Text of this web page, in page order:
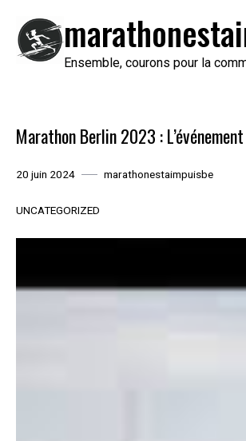
contenu
Ensemble, courons pour la
Marathon Berlin 2023 :
20 juin 2024 marathonestaimpuisbe
UNCATEGORIZED